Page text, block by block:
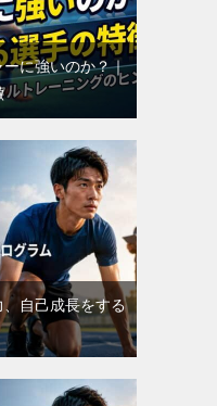
に強いのか？｜
自己成長をする